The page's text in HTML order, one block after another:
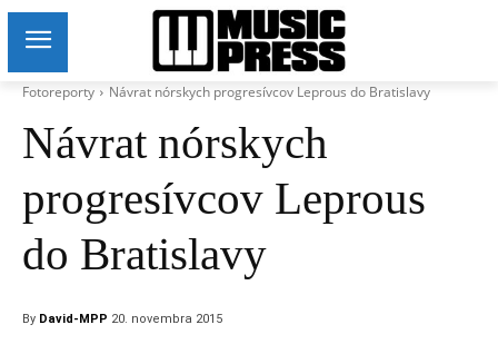
Fotoreporty Návrat nórskych progresívcov Leprous do Bratislavy
Návrat nórskych
progresívcov Leprous
do Bratislavy
By David-MPP 20. novembra 2015